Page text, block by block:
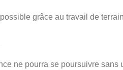
grâce au travail de
ne pourra se poursuivre